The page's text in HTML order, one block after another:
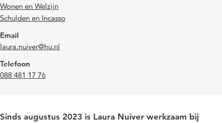
Wonen en Welzijn
Schulden en Incasso
Email
laura.nuiver@hu.nl
Telefoon
088 481 17 76
Sinds augustus 2023 is Laura Nuiver werkzaam bij